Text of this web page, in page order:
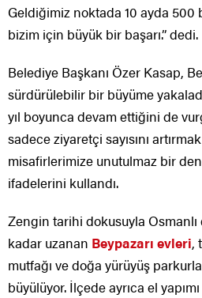
Geldiğimiz noktada 10 ayda
bizim için büyük bir başarı.” dedi.
Belediye Başkanı Özer Kasap,
sürdürülebilir bir büyüme
yıl boyunca devam ettiğini de
sadece ziyaretçi sayısını
misafirlerimize unutulmaz bir
ifadelerini kullandı.
Zengin tarihi dokusuyla
kadar uzanan Beypazarı evleri,
mutfağı ve doğa yürüyüş
büyülüyor. İlçede ayrıca el